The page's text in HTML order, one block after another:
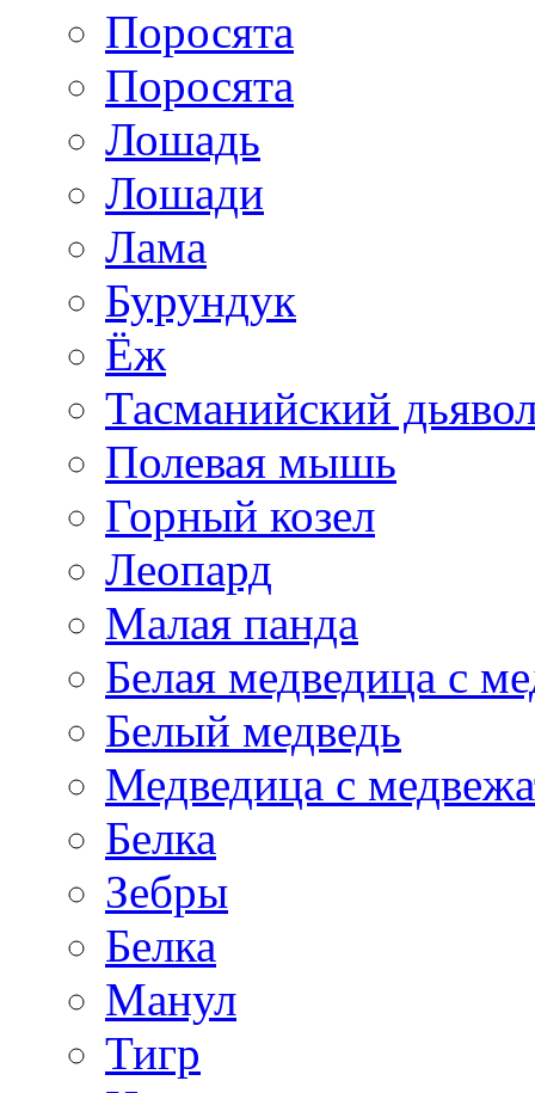
Поросята
Поросята
Лошадь
Лошади
Лама
Бурундук
Ёж
Тасманийский
Полевая мышь
Горный козел
Леопард
Малая панда
Белая медведица с
Белый медведь
Медведица с
Белка
Зебры
Белка
Манул
Тигр